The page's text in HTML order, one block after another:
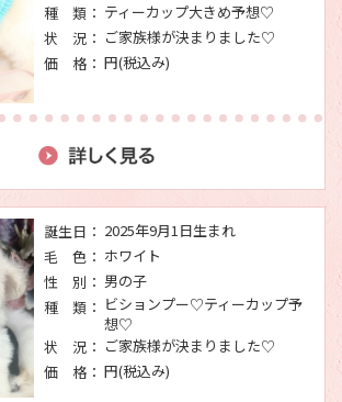
種 類： ティーカップ大きめ予想♡
状 況： ご家族様が決まりました♡
価 格： 円(税込み)
誕生日： 2025年9月1日生まれ
毛 色： ホワイト
性 別： 男の子
種 類： ビションプー♡ティーカップ予
想♡
状 況： ご家族様が決まりました♡
価 格： 円(税込み)